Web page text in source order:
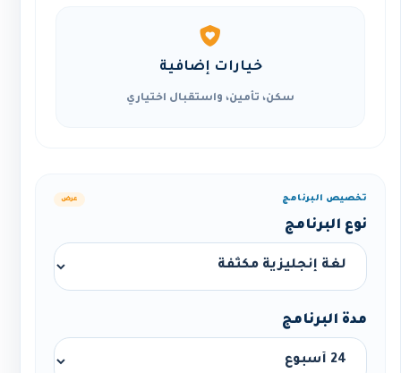
خيارات إضافية
سكن، تأمين، واستقبال اختياري
تخصيص البرنامج عرض
نوع البرنامج
مدة البرنامج